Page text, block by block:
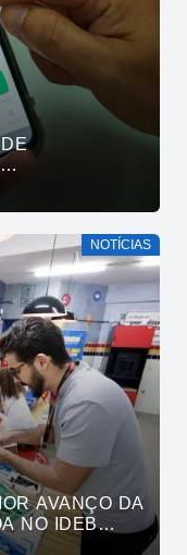
JOÃO
NOTÍCIAS
AVANÇO DA
NO IDEB